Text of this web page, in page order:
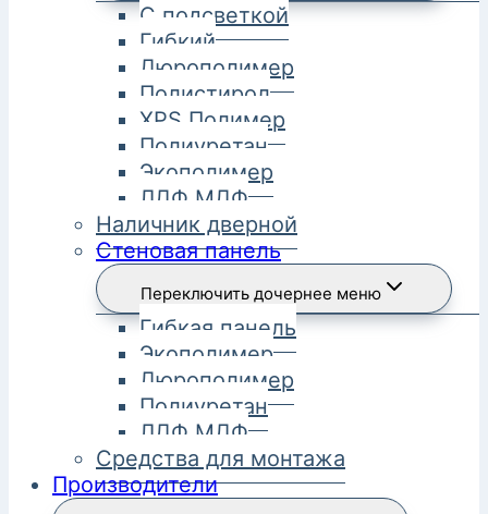
С подсветкой
Гибкий
Дюрополимер
Полистирол
XPS Полимер
Полиуретан
Экополимер
ЛДФ МДФ
Наличник дверной
Стеновая панель
Переключить дочернее меню
Гибкая панель
Экополимер
Дюрополимер
Полиуретан
ЛДФ МДФ
Средства для монтажа
Производители